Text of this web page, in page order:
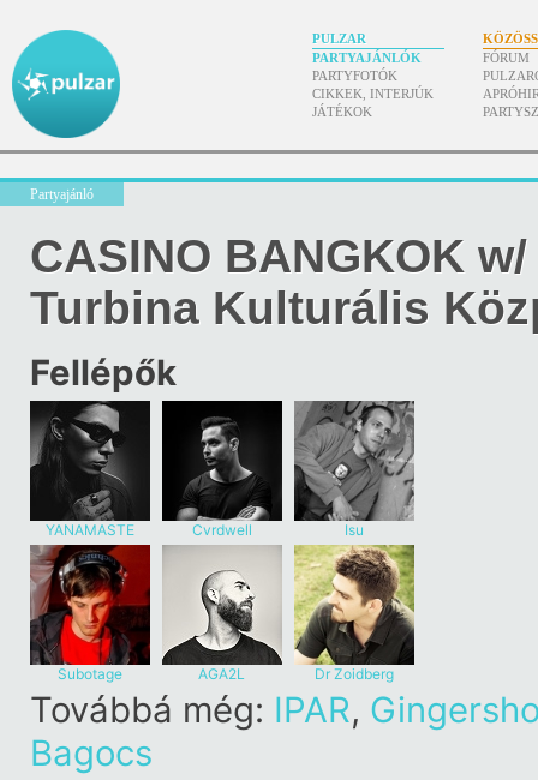
PULZAR
PARTYAJÁNLÓK
PARTYFOTÓK
CIKKEK, INTERJÚK
JÁTÉKOK
FÓRUM
Partyajánló
CASINO BANGKOK
Turbina Kulturális
Fellépők
YANAMASTE Cvrdwell Isu
Subotage AGA2L Dr Zoidberg
Továbbá még: IPAR,
Bagocs